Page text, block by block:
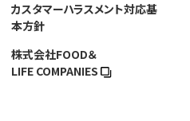
カスタマーハラスメント対応基
本方針
株式会社FOOD＆
LIFE COMPANIES